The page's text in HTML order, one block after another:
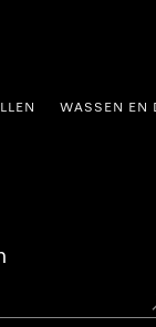
WASSEN EN